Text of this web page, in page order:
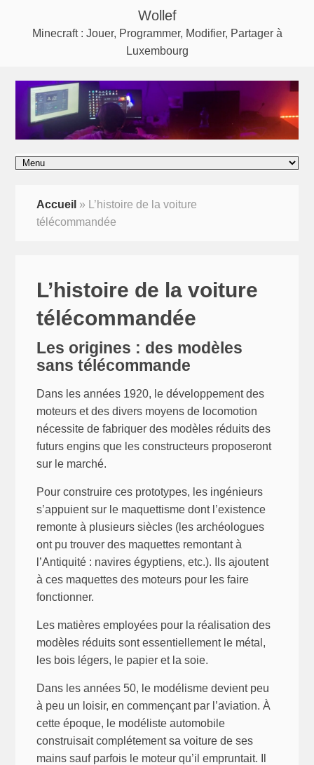
Wollef
Minecraft : Jouer, Programmer, Modifier, Partager à
Luxembourg
Accueil »
L’histoire de la voiture
télécommandée
L’histoire de la voiture
télécommandée
Les origines : des modèles
sans télécommande
Dans les années 1920, le développement des
moteurs et des divers moyens de locomotion
nécessite de fabriquer des modèles réduits des
futurs engins que les constructeurs proposeront
sur le marché.
Pour construire ces prototypes, les ingénieurs
s’appuient sur le maquettisme dont l’existence
remonte à plusieurs siècles (les archéologues
ont pu trouver des maquettes remontant à
l’Antiquité : navires égyptiens, etc.). Ils ajoutent
à ces maquettes des moteurs pour les faire
fonctionner.
Les matières employées pour la réalisation des
modèles réduits sont essentiellement le métal,
les bois légers, le papier et la soie.
Dans les années 50, le modélisme devient peu
à peu un loisir, en commençant par l’aviation. À
cette époque, le modéliste automobile
construisait complétement sa voiture de ses
mains sauf parfois le moteur qu’il empruntait. Il